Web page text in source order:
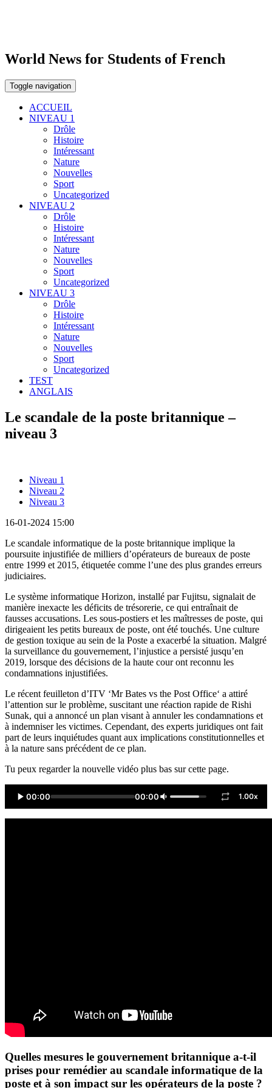
World News for Students of French
Toggle navigation
ACCUEIL
NIVEAU 1
Drôle
Histoire
Intéressant
Nature
Nouvelles
Sport
Uncategorized
NIVEAU 2
Drôle
Histoire
Intéressant
Nature
Nouvelles
Sport
Uncategorized
NIVEAU 3
Drôle
Histoire
Intéressant
Nature
Nouvelles
Sport
Uncategorized
TEST
ANGLAIS
Le scandale de la poste britannique –
niveau 3
Niveau 1
Niveau 2
Niveau 3
16-01-2024 15:00
Le scandale informatique de la poste britannique implique la
poursuite injustifiée de milliers d’opérateurs de bureaux de poste
entre 1999 et 2015, étiquetée comme l’une des plus grandes erreurs
judiciaires.
Le système informatique Horizon, installé par Fujitsu, signalait de
manière inexacte les déficits de trésorerie, ce qui entraînait de
fausses accusations. Les sous-postiers et les maîtresses de poste, qui
dirigeaient les petits bureaux de poste, ont été touchés. Une culture
de gestion toxique au sein de la Poste a exacerbé la situation. Malgré
la surveillance du gouvernement, l’injustice a persisté jusqu’en
2019, lorsque des décisions de la haute cour ont reconnu les
condamnations injustifiées.
Le récent feuilleton d’ITV ‘Mr Bates vs the Post Office‘ a attiré
l’attention sur le problème, suscitant une réaction rapide de Rishi
Sunak, qui a annoncé un plan visant à annuler les condamnations et
à indemniser les victimes. Cependant, des experts juridiques ont fait
part de leurs inquiétudes quant aux implications constitutionnelles et
à la nature sans précédent de ce plan.
Tu peux regarder la nouvelle vidéo plus bas sur cette page.
00:00 00:00 1.00x
Quelles mesures le gouvernement britannique a-t-il
prises pour remédier au scandale informatique de la
poste et à son impact sur les opérateurs de la poste ?